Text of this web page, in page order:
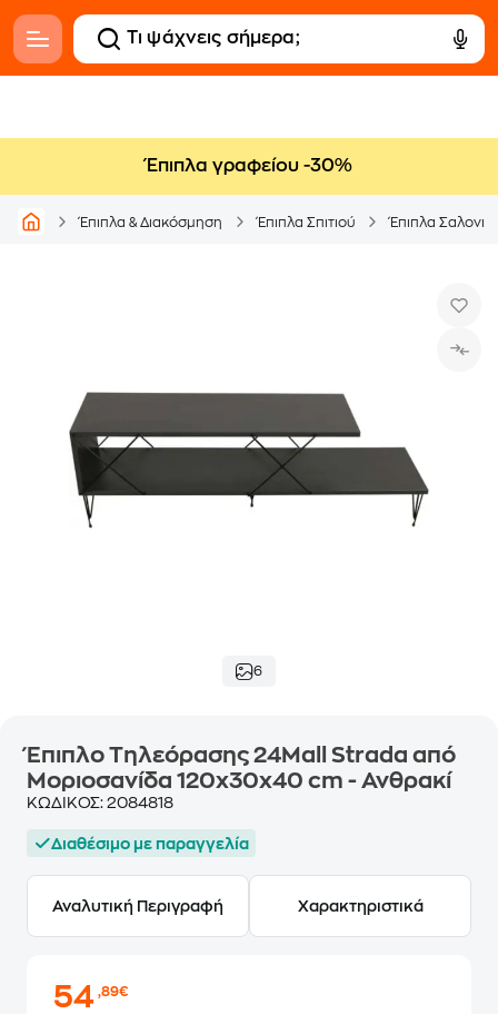
Έπιπλα γραφείου -30%
Έπιπλα & Διακόσμηση Έπιπλα Σπιτιού Έπιπλα
6
Έπιπλο Τηλεόρασης 24Mall Strada από
Μοριοσανίδα 120x30x40 cm - Ανθρακί
ΚΩΔΙΚΟΣ: 2084818
Διαθέσιμο με παραγγελία
Αναλυτική Περιγραφή Χαρακτηριστικά
54,89€